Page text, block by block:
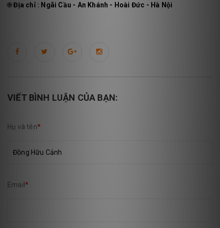
🌐Địa chỉ : Ngãi Cầu - An Khánh - Hoài Đức - Hà Nội
VIẾT BÌNH LUẬN CỦA BẠN:
Họ và tên*
Email *